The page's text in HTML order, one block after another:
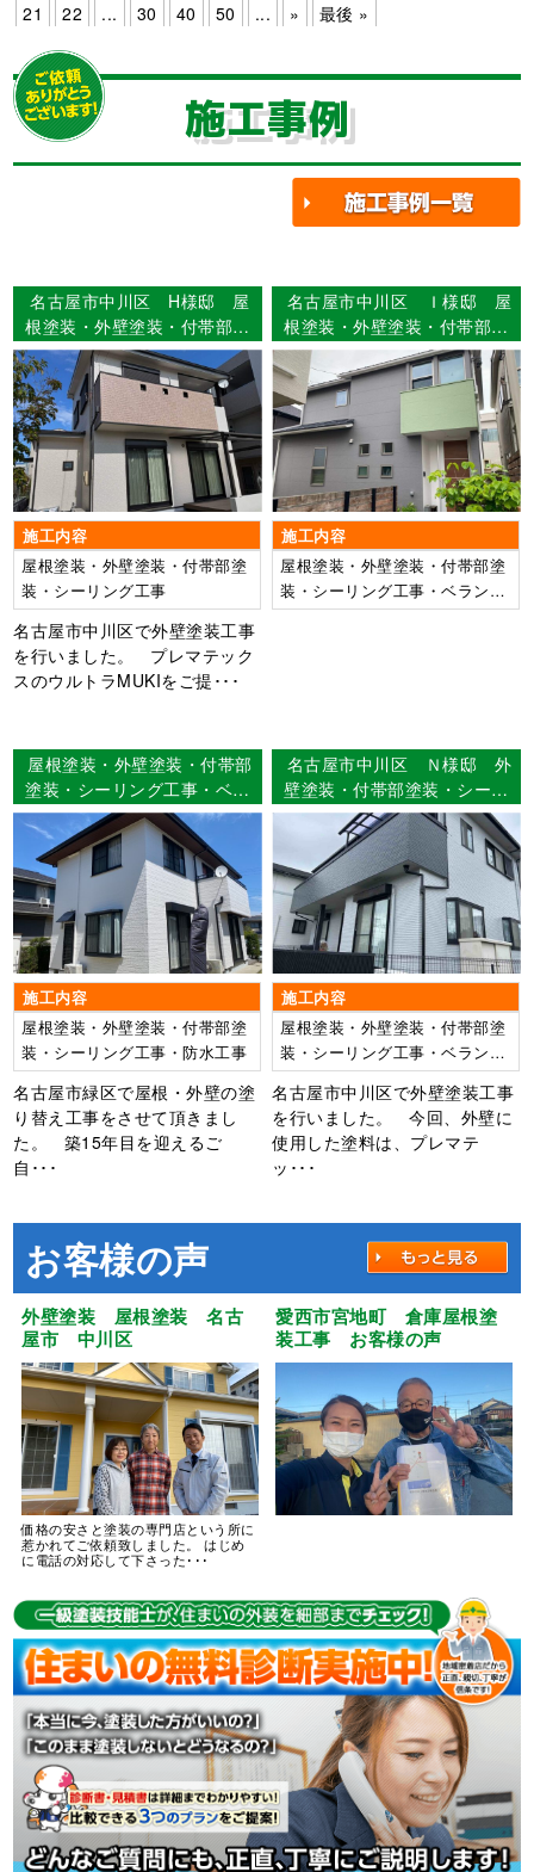
21
22 ... 30 40 50 ... » 最後 »
施工事例
名古屋市中川区 H様邸 屋
根塗装・外壁塗装・付帯部塗
装・シーリング工事 【使用
塗料】屋根：ウルトラ
MUKI 外壁：ウルトラMUKI
施工内容
屋根塗装・外壁塗装・付帯部塗
装・シーリング工事
名古屋市中川区で外壁塗装工事
を行いました。 プレマテック
スのウルトラMUKIをご提･･･
名古屋市中川区 Ｉ様邸 屋
根塗装・外壁塗装・付帯部塗
装・シーリング工事・ベラン
ダ防水工事 【使用塗料】屋
根：リファイン500Si-IR 外
壁：艶消しリファイン
施工内容
屋根塗装・外壁塗装・付帯部塗
装・シーリング工事・ベランダ
防水工事
屋根塗装・外壁塗装・付帯部
塗装・シーリング工事・ベラ
ンダFRP防水工事 名古屋市
緑区 N様邸
施工内容
屋根塗装・外壁塗装・付帯部塗
装・シーリング工事・防水工事
名古屋市緑区で屋根・外壁の塗
り替え工事をさせて頂きまし
た。 築15年目を迎えるご
自･･･
名古屋市中川区 Ｎ様邸 外
壁塗装・付帯部塗装・シーリ
ング工事・漆喰工事・ベラン
ダ防水工事 【使用塗料】外
壁：ウルトラSi
施工内容
屋根塗装・外壁塗装・付帯部塗
装・シーリング工事・ベランダ
防水工事
名古屋市中川区で外壁塗装工事
を行いました。 今回、外壁に
使用した塗料は、プレマテ
ッ･･･
お客様の声
外壁塗装 屋根塗装 名古
屋市 中川区
価格の安さと塗装の専門店という所に
惹かれてご依頼致しました。 はじめ
に電話の対応して下さった･･･
愛西市宮地町 倉庫屋根塗
装工事 お客様の声